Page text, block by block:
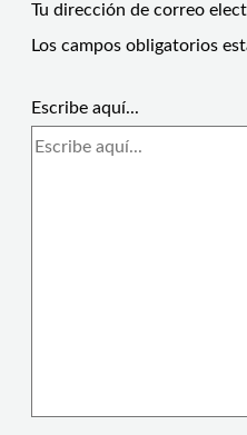
Tu dirección de correo
Los campos obligatorios
Escribe aquí...